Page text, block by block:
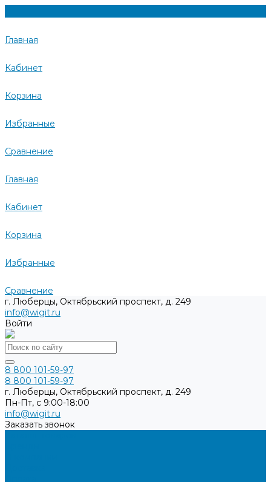
Главная
Кабинет
Корзина
Избранные
Сравнение
Главная
Кабинет
Корзина
Избранные
Сравнение
г. Люберцы, Октябрьский проспект, д. 249
info@wigit.ru
Войти
8 800 101-59-97
8 800 101-59-97
г. Люберцы, Октябрьский проспект, д. 249
Пн-Пт, с 9:00-18:00
info@wigit.ru
Заказать звонок